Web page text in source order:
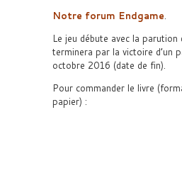
Notre forum Endgame.
Le jeu débute avec la parution
terminera par la victoire d’un
octobre 2016 (date de fin).
Pour commander le livre
papier) :